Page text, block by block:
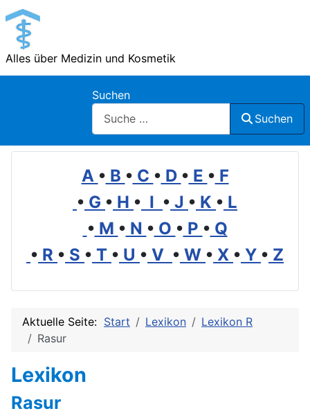
Alles über Medizin und Kosmetik
Suchen
Suchen
A • B • C • D • E • F
• G • H • I • J • K • L
• M • N • O • P • Q
• R • S • T • U • V • W • X • Y • Z
Aktuelle Seite: Start Lexikon
Lexikon R
Rasur
Lexikon
Rasur